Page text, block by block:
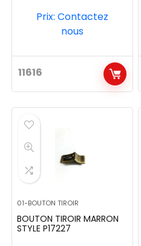
11616
Prix: Contactez
nous
01-BOUTON TIROIR
BOUTON TIROIR MARRON
STYLE P17227